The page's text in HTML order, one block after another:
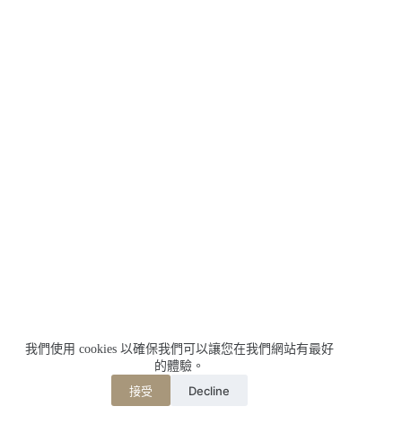
我們使用 cookies 以確保我們可以讓您在我們網站有最好
的體驗。
接受 Decline